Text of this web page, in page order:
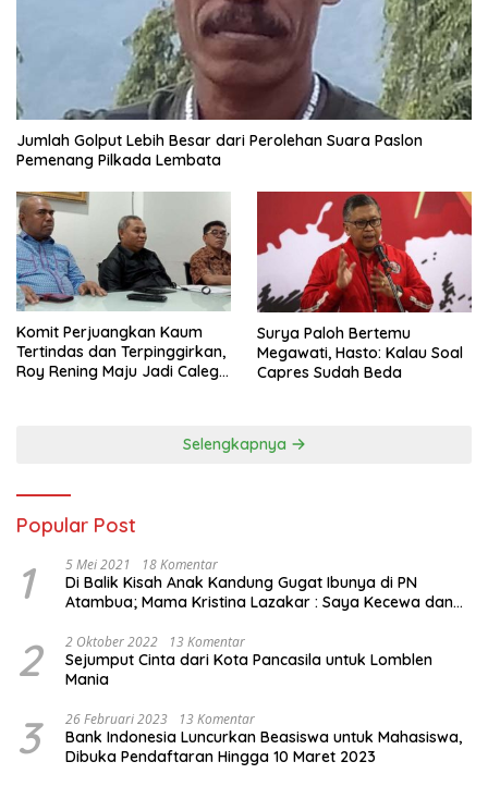
Jumlah Golput Lebih Besar dari Perolehan Suara Paslon
Pemenang Pilkada Lembata
Komit Perjuangkan Kaum
Tertindas dan Terpinggirkan,
Roy Rening Maju Jadi Caleg
Surya Paloh Bertemu
Megawati, Hasto: Kalau Soal
Capres Sudah Beda
Selengkapnya
Popular Post
1 5 Mei 2021 18 Komentar
Di Balik Kisah Anak Kandung Gugat Ibunya di PN
Atambua; Mama Kristina Lazakar : Saya Kecewa dan
2 2 Oktober 2022 13 Komentar
Sejumput Cinta dari Kota Pancasila untuk Lomblen
Mania
3 26 Februari 2023 13 Komentar
Bank Indonesia Luncurkan Beasiswa untuk Mahasiswa,
Dibuka Pendaftaran Hingga 10 Maret 2023